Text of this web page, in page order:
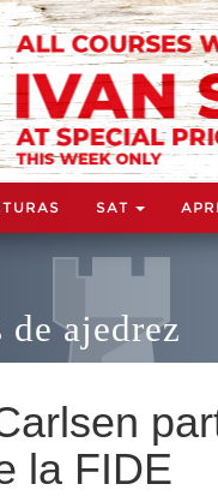
SAT
ajedrez
la FIDE